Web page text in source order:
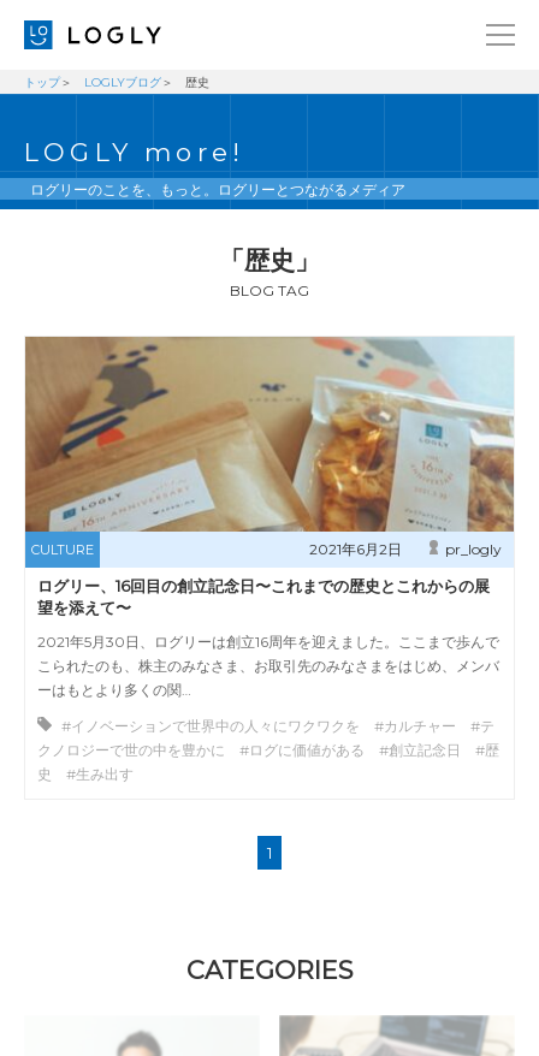
日本語
経営理念
メッセージ
事業内容
採用情報
IR
お問い合わせ
トップ LOGLYブログ 歴史
LOGLY more!
ログリーのことを、もっと。ログリーとつながるメディア
「歴史」
BLOG TAG
CULTURE 2021年6月2日 pr_logly
ログリー、16回目の創立記念日〜これまでの歴史とこれからの展
望を添えて〜
2021年5月30日、ログリーは創立16周年を迎えました。ここまで歩んで
こられたのも、株主のみなさま、お取引先のみなさまをはじめ、メンバ
ーはもとより多くの関…
#イノベーションで世界中の人々にワクワクを #カルチャー #テ
クノロジーで世の中を豊かに #ログに価値がある #創立記念日 #歴
史 #生み出す
1
CATEGORIES